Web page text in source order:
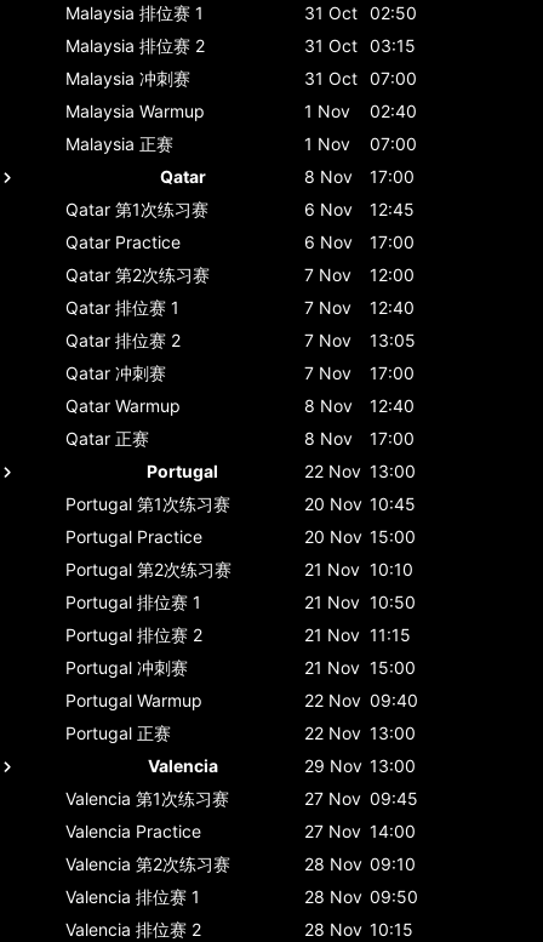
Malaysia 排位赛 1 31 Oct 02:50
Malaysia 排位赛 2 31 Oct 03:15
Malaysia 冲刺赛 31 Oct 07:00
Malaysia Warmup 1 Nov
02:40
Malaysia 正赛 1 Nov
07:00
Qatar
8 Nov
17:00
Qatar 第1次练习赛 6 Nov
12:45
Qatar Practice 6 Nov
17:00
Qatar 第2次练习赛 7 Nov
12:00
Qatar 排位赛 1 7 Nov
12:40
Qatar 排位赛 2 7 Nov
13:05
Qatar 冲刺赛 7 Nov
17:00
Qatar Warmup 8 Nov
12:40
Qatar 正赛 8 Nov
17:00
Portugal
22 Nov 13:00
Portugal 第1次练习赛 20 Nov 10:45
Portugal Practice 20 Nov 15:00
Portugal 第2次练习赛 21 Nov 10:10
Portugal 排位赛 1 21 Nov 10:50
Portugal 排位赛 2 21 Nov 11:15
Portugal 冲刺赛 21 Nov 15:00
Portugal Warmup 22 Nov 09:40
Portugal 正赛 22 Nov 13:00
Valencia
29 Nov 13:00
Valencia 第1次练习赛 27 Nov 09:45
Valencia Practice 27 Nov 14:00
Valencia 第2次练习赛 28 Nov 09:10
Valencia 排位赛 1 28 Nov 09:50
Valencia 排位赛 2 28 Nov 10:15